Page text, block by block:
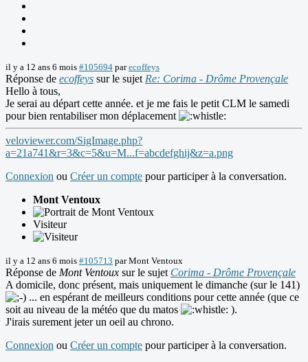
il y a 12 ans 6 mois #105694 parecoffeys
Réponse de ecoffeys sur le sujet Re: Corima - Drôme Provençale
Hello à tous,
Je serai au départ cette année. et je me fais le petit CLM le samedi
pour bien rentabiliser mon déplacement
veloviewer.com/SigImage.php?
a=21a741&r=3&c=5&u=M...f=abcdefghij&z=a.png
Connexion ou Créer un compte pour participer à la conversation.
Mont Ventoux
Visiteur
il y a 12 ans 6 mois #105713 parMont Ventoux
Réponse de Mont Ventoux sur le sujet Corima - Drôme Provençale
A domicile, donc présent, mais uniquement le dimanche (sur le 141)
... en espérant de meilleurs conditions pour cette année (que ce
soit au niveau de la météo que du matos
).
J'irais surement jeter un oeil au chrono.
Connexion ou Créer un compte pour participer à la conversation.